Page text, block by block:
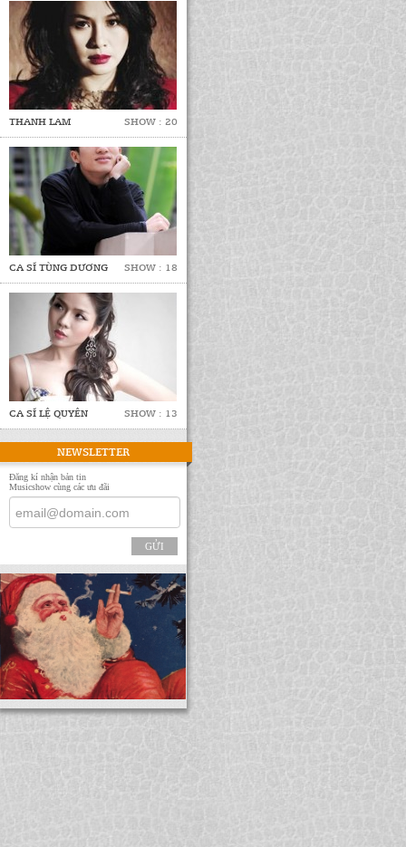
THANH LAM SHOW : 20
CA SĨ TÙNG DƯƠNG SHOW : 18
CA SĨ LỆ QUYÊN SHOW : 13
NEWSLETTER
Đăng kí nhận bản tin
Musicshow cùng các ưu đãi
GỬI